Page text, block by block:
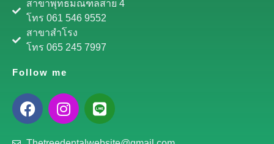
สาขาพุทธมณฑลสาย 4
โทร 061 546 9552
สาขาสำโรง
โทร 065 245 7997
Follow me